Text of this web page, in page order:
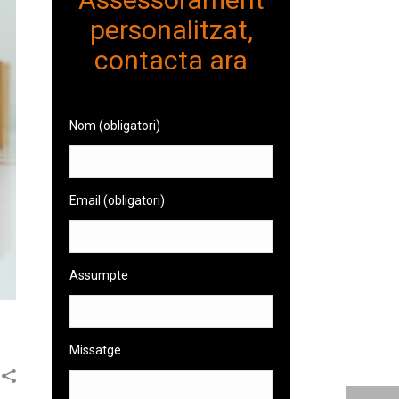
personalitzat,
contacta ara
Nom (obligatori)
Email (obligatori)
Assumpte
Missatge